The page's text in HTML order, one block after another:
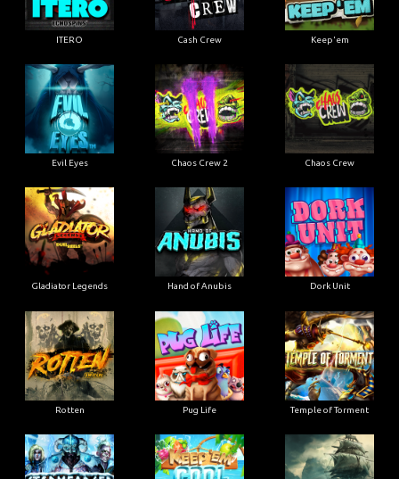
ITERO Cash Crew Keep'em
Evil Eyes Chaos Crew 2 Chaos Crew
Gladiator Legends Hand of Anubis Dork Unit
Rotten Pug Life Temple of Torment